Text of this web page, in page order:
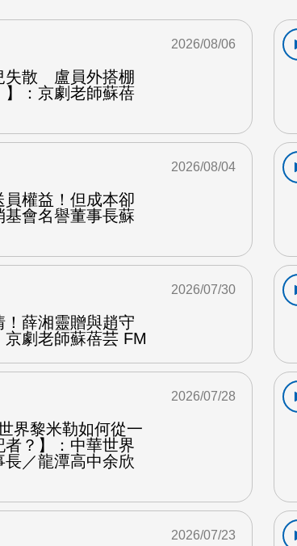
失散 盧員外搭棚
：京劇老師蘇蓓
2026/08/06
員權益！但成本卻
會名譽董事長蘇
2026/08/04
！薛湘靈贈與趙守
京劇老師蘇蓓芸 FM
2026/07/30
界黎米勒如何從一
？】：中華世界
／龍潭高中余欣
2026/07/28
2026/07/23